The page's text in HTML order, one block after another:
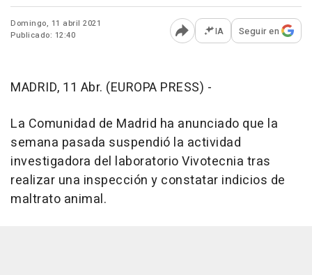
Domingo, 11 abril 2021
Publicado: 12:40
Abrir opciones para
IA Seguir en
MADRID, 11 Abr. (EUROPA PRESS) -
La Comunidad de Madrid ha anunciado que la
semana pasada suspendió la actividad
investigadora del laboratorio Vivotecnia tras
realizar una inspección y constatar indicios de
maltrato animal.